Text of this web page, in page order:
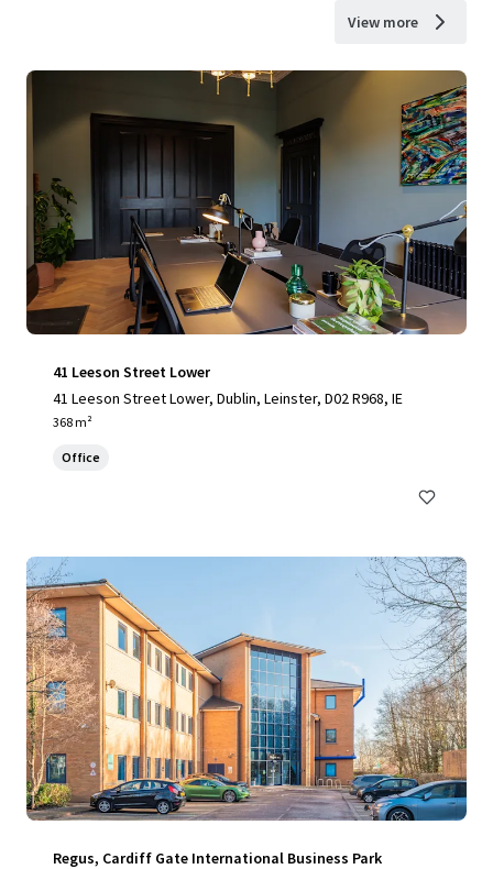
View more
41 Leeson Street Lower
41 Leeson Street Lower, Dublin, Leinster, D02 R968, IE
368 m²
Office
Regus, Cardiff Gate International Business Park